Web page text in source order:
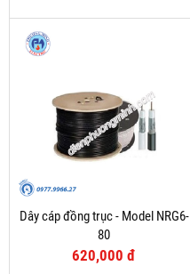
Dây cáp đồng trục - Model NRG6-
80
620,000 đ